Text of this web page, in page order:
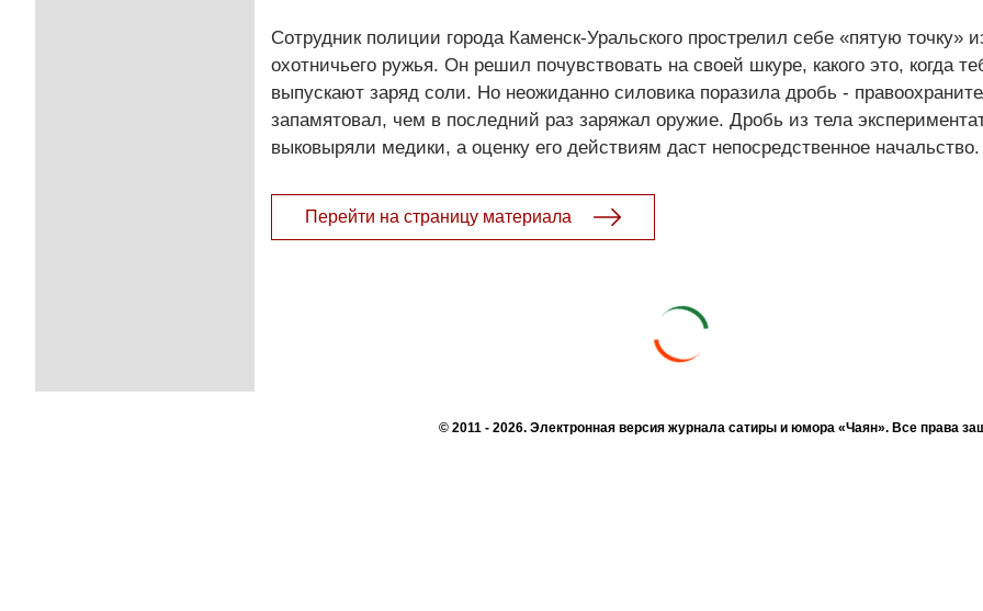
Сотрудник полиции города Каменск-Уральского прострелил себе «пятую точку»
охотничьего ружья. Он решил почувствовать на своей шкуре, какого это, когда
выпускают заряд соли. Но неожиданно силовика поразила дробь -
запамятовал, чем в последний раз заряжал оружие. Дробь из тела
выковыряли медики, а оценку его действиям даст непосредственное начальство.
Перейти на страницу материала
© 2011 - 2026. Электронная версия журнала сатиры и юмора «Чаян». Все права